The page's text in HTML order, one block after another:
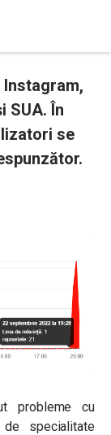
SUA. În
se
probleme cu
specialitate